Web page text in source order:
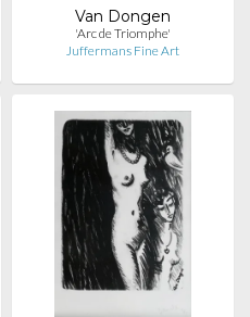
Van Dongen
'Arc de Triomphe'
Juffermans Fine Art